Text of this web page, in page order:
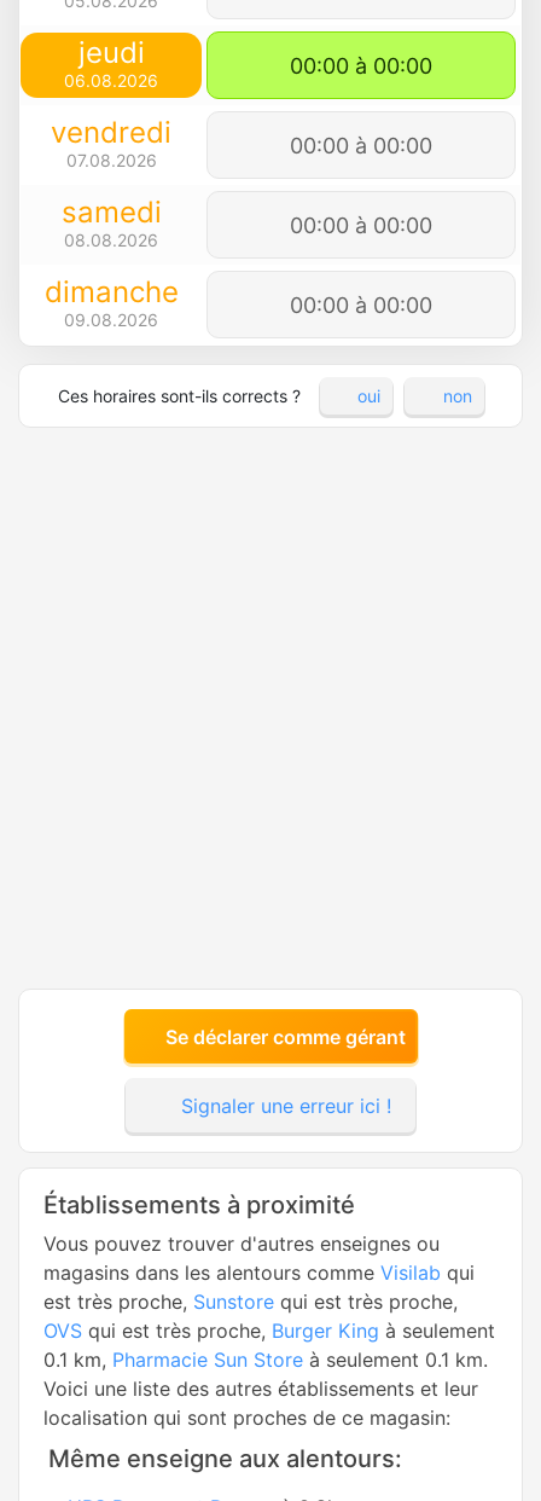
jeudi
06.08.2026
00:00 à 00:00
vendredi
07.08.2026
00:00 à 00:00
samedi
08.08.2026
00:00 à 00:00
dimanche
09.08.2026
00:00 à 00:00
Ces horaires sont-ils corrects ? oui non
Se déclarer comme gérant
Signaler une erreur ici !
Établissements à proximité
Vous pouvez trouver d'autres enseignes ou
magasins dans les alentours comme Visilab qui
est très proche, Sunstore qui est très proche,
OVS qui est très proche, Burger King à seulement
0.1 km, Pharmacie Sun Store à seulement 0.1 km.
Voici une liste des autres établissements et leur
localisation qui sont proches de ce magasin:
Même enseigne aux alentours: